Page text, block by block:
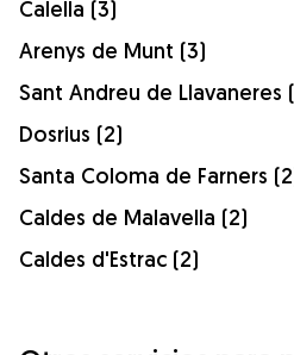
Calella (3)
Arenys de Munt (3)
Sant Andreu de Llavaneres
Dosrius (2)
Santa Coloma de Farners
Caldes de Malavella (2)
Caldes d'Estrac (2)